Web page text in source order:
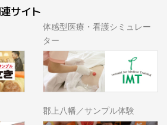
サイト
体感型医療・看護シミュレー
ター
郡上八幡／サンプル体験